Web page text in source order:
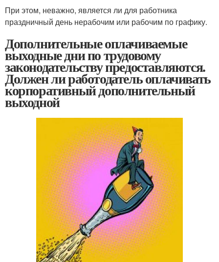
При этом, неважно, является ли для работника
праздничный день нерабочим или рабочим по графику.
Дополнительные оплачиваемые
выходные дни по трудовому
законодательству предоставляются.
Должен ли работодатель оплачивать
корпоративный дополнительный
выходной